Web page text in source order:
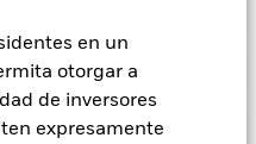
en un
otorgar a
de inversores
expresamente
renta variable y los títulos
se puede ver afectado por
bursátil. Entre otros
políticos, las
y los hechos
21 mar 1997